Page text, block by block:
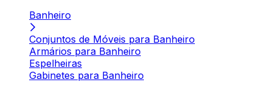
Banheiro
Conjuntos de Móveis para Banheiro
Armários para Banheiro
Espelheiras
Gabinetes para Banheiro